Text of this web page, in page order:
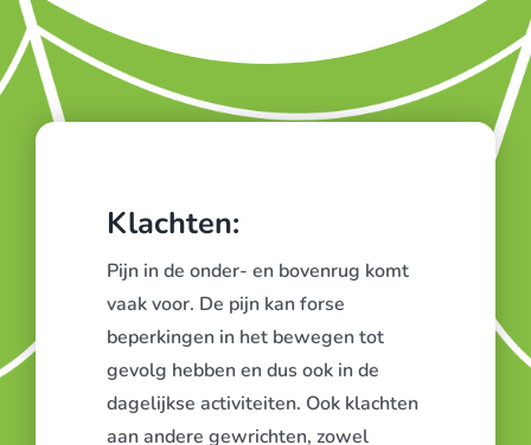
Contact
Klachten:
Pijn in de onder- en bovenrug komt
vaak voor. De pijn kan forse
beperkingen in het bewegen tot
gevolg hebben en dus ook in de
dagelijkse activiteiten. Ook klachten
aan andere gewrichten, zowel